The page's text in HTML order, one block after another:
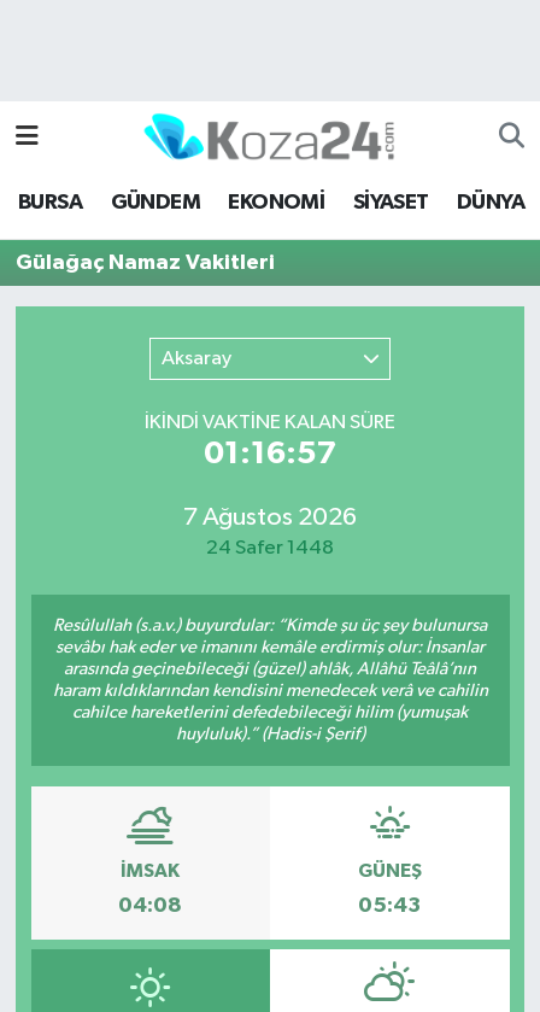
BURSA GÜNDEM EKONOMİ SİYASET DÜNYA
Gülağaç Namaz Vakitleri
Aksaray
İKINDI VAKTİNE KALAN SÜRE
01:16:57
7 Ağustos 2026
24 Safer 1448
Resûlullah (s.a.v.) buyurdular: “Kimde şu üç şey bulunursa
sevâbı hak eder ve imanını kemâle erdirmiş olur: İnsanlar
arasında geçinebileceği (güzel) ahlâk, Allâhü Teâlâ’nın
haram kıldıklarından kendisini menedecek verâ ve cahilin
cahilce hareketlerini defedebileceği hilim (yumuşak
huyluluk).” (Hadis-i Şerif)
İMSAK
04:08
GÜNEŞ
05:43
Bursa Hava Durumu
Bursa Namaz Vakitleri
Bursa Trafik Yoğunluk Haritası
Süper Lig Puan Durumu ve Fikstür
Son Dakika Haberleri